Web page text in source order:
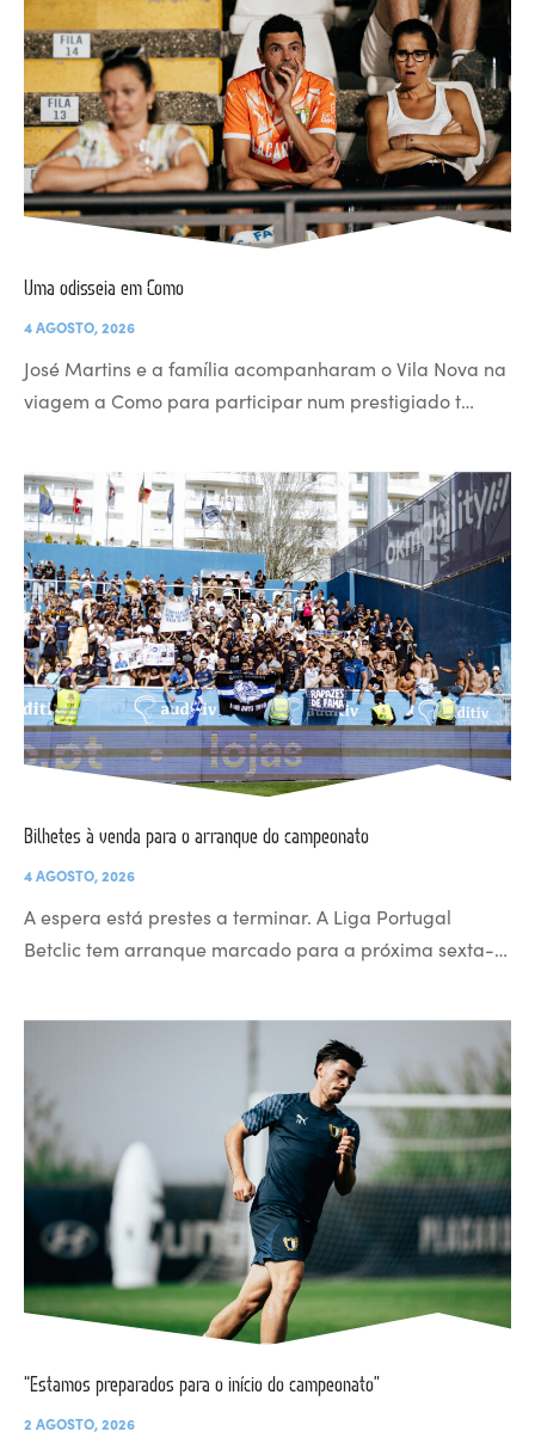
Uma odisseia em Como
4 AGOSTO, 2026
José Martins e a família acompanharam o Vila Nova na
viagem a Como para participar num prestigiado t…
Bilhetes à venda para o arranque do campeonato
4 AGOSTO, 2026
A espera está prestes a terminar. A Liga Portugal
Betclic tem arranque marcado para a próxima sexta-…
“Estamos preparados para o início do campeonato”
2 AGOSTO, 2026